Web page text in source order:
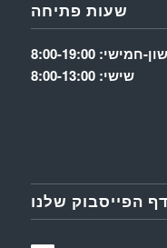
שעות פתיחה
חמישי: 8:00-19:00
שישי: 8:00-13:00
דף הפייסבוק שלנו